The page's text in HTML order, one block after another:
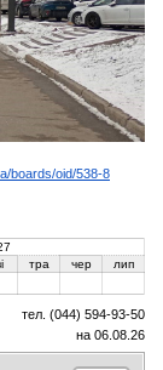
boards/oid/538-8
тра чер
лип
тел. (044) 594-93-50
на 06.08.26